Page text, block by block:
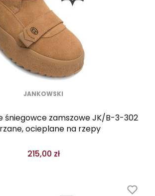
JANKOWSKI
śniegowce zamszowe JK/B-3-302
ocieplane na rzepy
215,00 zł